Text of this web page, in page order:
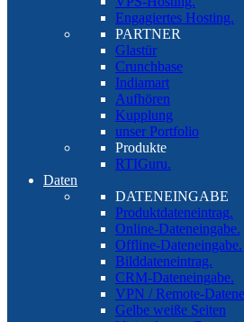
Engagiertes Hosting.
PARTNER
Glastür
Crunchbase
Indiamart
Aufhören
Kupplung
unser Portfolio
Produkte
RTIGuru.
Daten
DATENEINGABE
Produktdateneintrag.
Online-Dateneingabe.
Offline-Dateneingabe.
Bilddateneintrag.
CRM-Dateneingabe.
VPN / Remote-
Gelbe weiße Seiten